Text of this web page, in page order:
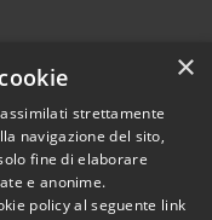
© 2026 • Comune di
×
strettamente
navigazione del sito,
fine di elaborare
e anonime.
policy al seguente link